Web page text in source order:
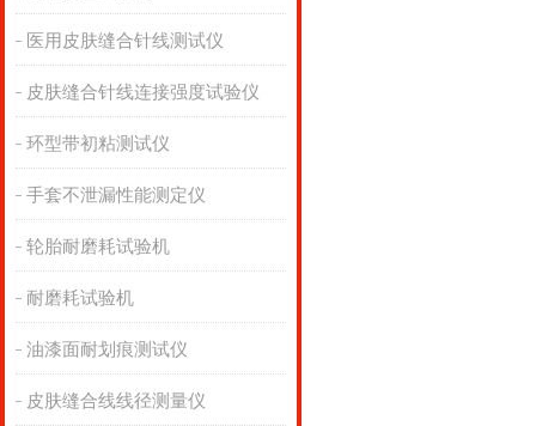
医用皮肤缝合针线测试仪
皮肤缝合针线连接强度试验仪
环型带初粘测试仪
手套不泄漏性能测定仪
轮胎耐磨耗试验机
耐磨耗试验机
油漆面耐划痕测试仪
皮肤缝合线线径测量仪